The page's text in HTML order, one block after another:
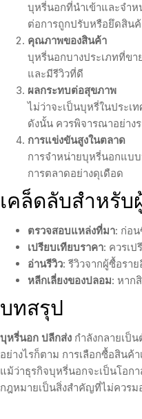
บุหรี่นอกที่นำเข้าและจำ
ต่อการถูกปรับหรือยึดสิน
คุณภาพของสินค้า
บุหรี่นอกบางประเภทที่ข
และมีรีวิวที่ดี
ผลกระทบต่อสุขภาพ
ไม่ว่าจะเป็นบุหรี่ในประเ
ดังนั้น ควรพิจารณาอย่า
การแข่งขันสูงในตลาด
การจำหน่ายบุหรี่นอกแบ
การตลาดอย่างดุเดือด
เคล็ดลับสำหรับ
ตรวจสอบแหล่งที่มา: ก่อ
เปรียบเทียบราคา: ควรเ
อ่านรีวิว: รีวิวจากผู้ซื้อร
หลีกเลี่ยงของปลอม: หาก
บทสรุป
บุหรี่นอก ปลีกส่ง กำลังกลายเป็
อย่างไรก็ตาม การเลือกซื้อสิน
แม้ว่าธุรกิจบุหรี่นอกจะเป็นโอ
กฎหมายเป็นสิ่งสำคัญที่ไม่ควรม